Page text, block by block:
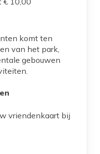
komt ten
van het park,
gebouwen
vriendenkaart bij